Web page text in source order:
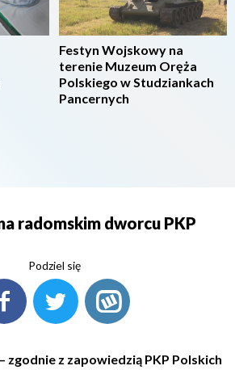
Festyn Wojskowy na
terenie Muzeum Oręża
Polskiego w Studziankach
Pancernych
radomskim dworcu PKP
Podziel się
zgodnie z zapowiedzią PKP Polskich